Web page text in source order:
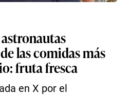
las comidas más
fruta fresca
en X por el